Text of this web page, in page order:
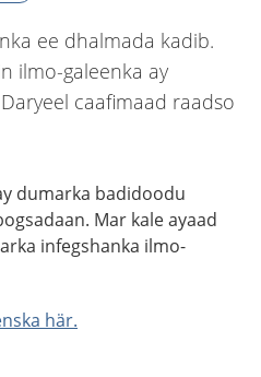
ee dhalmada kadib.
ilmo-galeenka ay
caafimaad raadso
dumarka badidoodu
Mar kale ayaad
infegshanka ilmo-
här.